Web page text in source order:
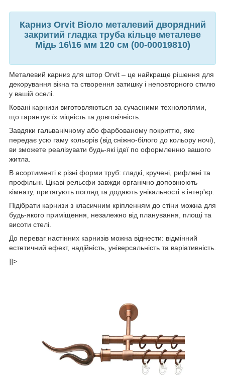
Карниз Orvit Віоло металевий дворядний
закритий гладка труба кільце металеве
Мідь 16\16 мм 120 см (00-00019810)
Металевий карниз для штор Orvit – це найкраще рішення для
декорування вікна та створення затишку і неповторного стилю
у вашій оселі.
Ковані карнизи виготовляються за сучасними технологіями,
що гарантує їх міцність та довговічність.
Завдяки гальванічному або фарбованому покриттю, яке
передає усю гаму кольорів (від сніжно-білого до кольору ночі),
ви зможете реалізувати будь-які ідеї по оформленню вашого
житла.
В асортименті є різні форми труб: гладкі, кручені, рифлені та
профільні. Цікаві рельєфи завжди органічно доповнюють
кімнату, притягують погляд та додають унікальності в інтер'єр.
Підібрати карнизи з класичним кріпленням до стіни можна для
будь-якого приміщення, незалежно від планування, площі та
висоти стелі.
До переваг настінних карнизів можна віднести: відмінний
естетичний ефект, надійність, універсальність та варіативність.
]]>